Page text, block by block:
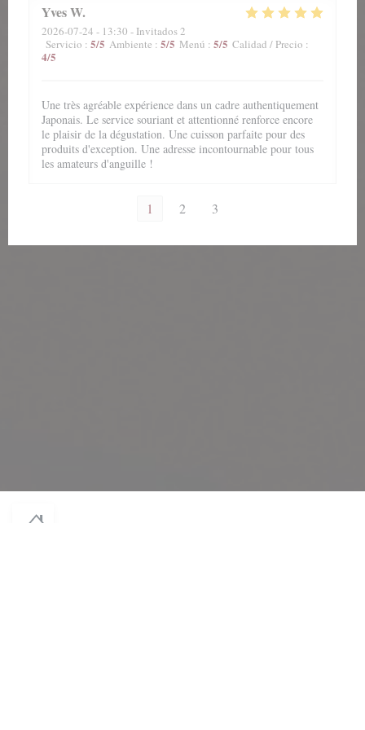
YvesW
2026-07-24 - 13:30 - Invitados 2
Servicio : 5/5 Ambiente : 5/5 Menú : 5/5 Calidad / Precio :
4/5
Une très agréable expérience dans un cadre authentiquement
Japonais. Le service souriant et attentionné renforce encore
le plaisir de la dégustation. Une cuisson parfaite pour des
produits d'exception. Une adresse incontournable pour tous
les amateurs d'anguille !
1 2 3